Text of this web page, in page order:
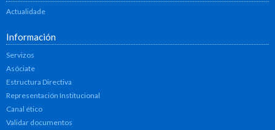
Actualidade
Información
Servizos
Asóciate
Estructura Directiva
Representación Institucional
Canal ético
Validar documentos